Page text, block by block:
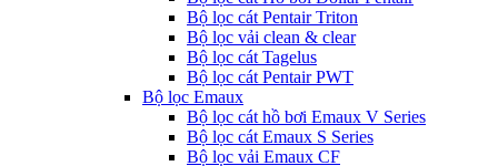
Bộ lọc cát Pentair Triton
Bộ lọc vải clean & clear
Bộ lọc cát Tagelus
Bộ lọc cát Pentair PWT
Bộ lọc Emaux
Bộ lọc cát hồ bơi Emaux V Series
Bộ lọc cát Emaux S Series
Bộ lọc vải Emaux CF